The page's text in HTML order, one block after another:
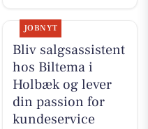
JOBNYT
Bliv salgsassistent
hos Biltema i
Holbæk og lever
din passion for
kundeservice